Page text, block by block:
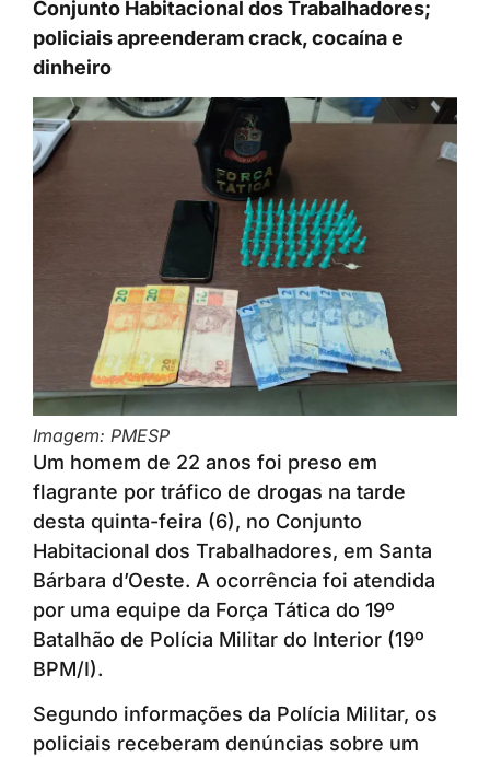
Conjunto Habitacional dos Trabalhadores;
policiais apreenderam crack, cocaína e
dinheiro
Imagem: PMESP
Um homem de 22 anos foi preso em
flagrante por tráfico de drogas na tarde
desta quinta-feira (6), no Conjunto
Habitacional dos Trabalhadores, em Santa
Bárbara d’Oeste. A ocorrência foi atendida
por uma equipe da Força Tática do 19º
Batalhão de Polícia Militar do Interior (19º
BPM/I).
Segundo informações da Polícia Militar, os
policiais receberam denúncias sobre um